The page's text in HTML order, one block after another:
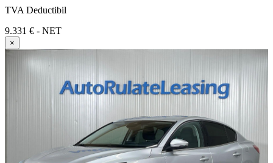
TVA Deductibil
9.331 € - NET
×